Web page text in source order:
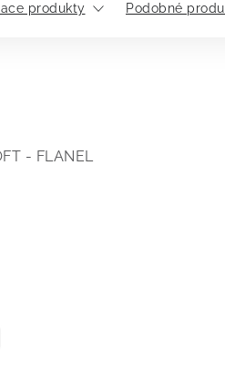
produkty Podobné
- FLANEL